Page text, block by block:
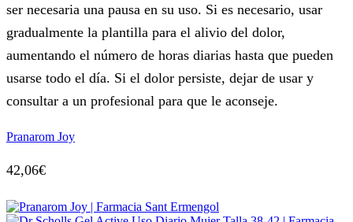
ser necesaria una pausa en su uso. Si es necesario, usar
gradualmente la plantilla para el alivio del dolor,
aumentando el número de horas diarias hasta que pueden
usarse todo el día. Si el dolor persiste, dejar de usar y
consultar a un profesional para que le aconseje.
Pranarom Joy
42,06€